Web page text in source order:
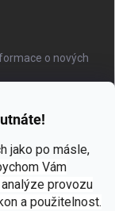
jako po másle,
Vám
provozu
a použitelnost.
o nových